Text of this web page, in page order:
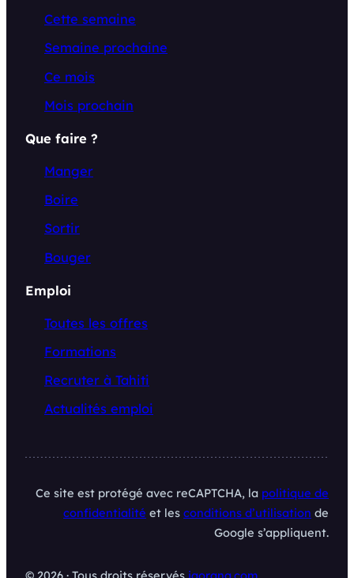
Cette semaine
Semaine prochaine
Ce mois
Mois prochain
Que faire ?
Manger
Boire
Sortir
Bouger
Emploi
Toutes les offres
Formations
Recruter à Tahiti
Actualités emploi
Ce site est protégé avec reCAPTCHA, la politique de
confidentialité et les conditions d’utilisation de
Google s’appliquent.